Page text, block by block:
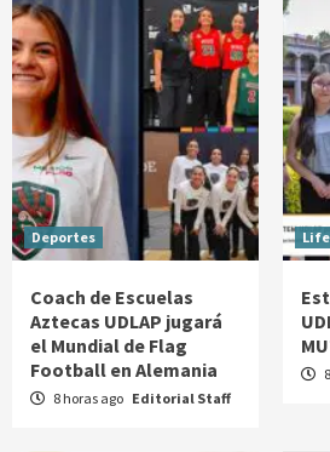
Deportes
Coach de Escuelas
Aztecas UDLAP jugará
el Mundial de Flag
Football en Alemania
8 horas ago Editorial Staff